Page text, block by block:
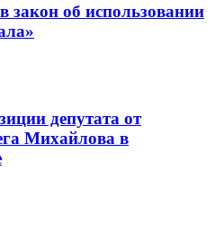
закон об использовании
депутата от
Михайлова в